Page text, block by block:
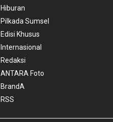
Hiburan
Pilkada Sumsel
Edisi Khusus
Internasional
Redaksi
ANTARA Foto
BrandA
RSS